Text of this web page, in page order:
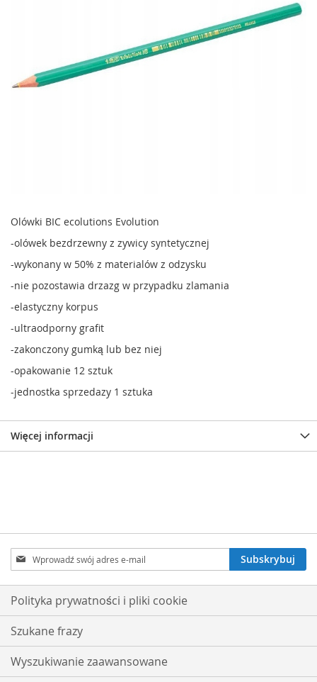
Olówki BIC ecolutions Evolution
-olówek bezdrzewny z zywicy syntetycznej
-wykonany w 50% z materialów z odzysku
-nie pozostawia drzazg w przypadku zlamania
-elastyczny korpus
-ultraodporny grafit
-zakonczony gumką lub bez niej
-opakowanie 12 sztuk
-jednostka sprzedazy 1 sztuka
Więcej informacji
Subskrybuj
nasz
newsletter:
Subskrybuj
Polityka prywatności i pliki cookie
Szukane frazy
Wyszukiwanie zaawansowane